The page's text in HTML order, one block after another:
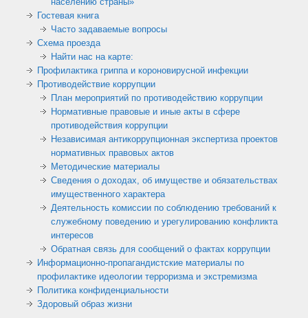
Гостевая книга
Часто задаваемые вопросы
Схема проезда
Найти нас на карте:
Профилактика гриппа и короновирусной инфекции
Противодействие коррупции
План мероприятий по противодействию коррупции
Нормативные правовые и иные акты в сфере
противодействия коррупции
Независимая антикоррупционная экспертиза проектов
нормативных правовых актов
Методические материалы
Сведения о доходах, об имуществе и обязательствах
имущественного характера
Деятельность комиссии по соблюдению требований к
служебному поведению и урегулированию конфликта
интересов
Обратная связь для сообщений о фактах коррупции
Информационно-пропагандистские материалы по
профилактике идеологии терроризма и экстремизма
Политика конфиденциальности
Здоровый образ жизни